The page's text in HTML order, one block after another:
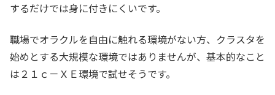
するだけでは身に付きにくいです。
職場でオラクルを自由に触れる環境がない方、クラスタを
始めとする大規模な環境ではありませんが、基本的なこと
は２１ｃ－ＸＥ環境で試せそうです。